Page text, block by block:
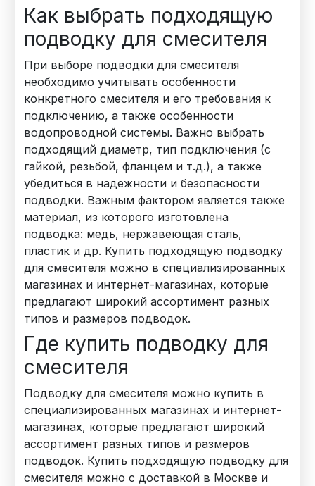
Как выбрать подходящую
подводку для смесителя
При выборе подводки для смесителя
необходимо учитывать особенности
конкретного смесителя и его требования к
подключению, а также особенности
водопроводной системы. Важно выбрать
подходящий диаметр, тип подключения (с
гайкой, резьбой, фланцем и т.д.), а также
убедиться в надежности и безопасности
подводки. Важным фактором является также
материал, из которого изготовлена
подводка: медь, нержавеющая сталь,
пластик и др. Купить подходящую подводку
для смесителя можно в специализированных
магазинах и интернет-магазинах, которые
предлагают широкий ассортимент разных
типов и размеров подводок.
Где купить подводку для
смесителя
Подводку для смесителя можно купить в
специализированных магазинах и интернет-
магазинах, которые предлагают широкий
ассортимент разных типов и размеров
подводок. Купить подходящую подводку для
смесителя можно с доставкой в Москве и